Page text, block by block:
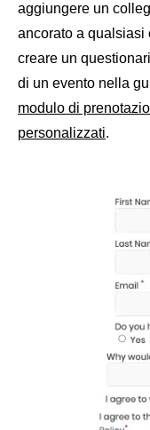
aggiungere un
ancorato a qualsiasi
creare un
di un evento nella
modulo di
personalizzati.